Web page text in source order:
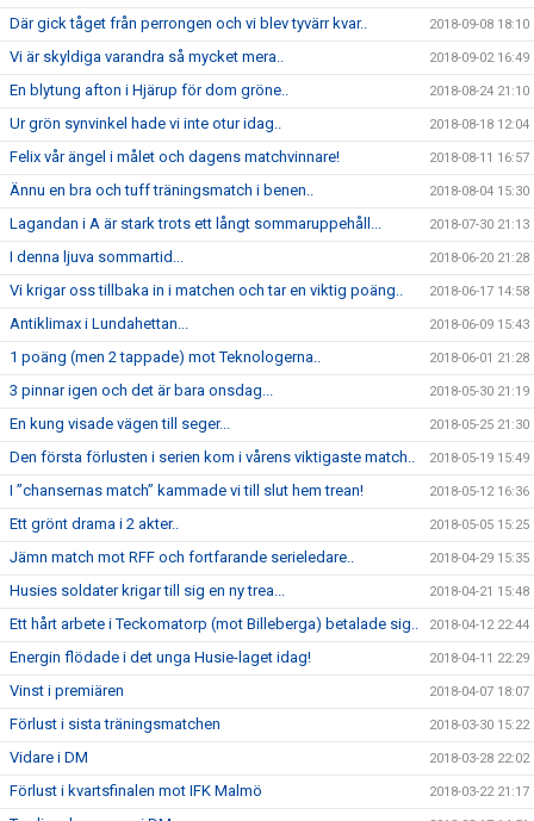
Där gick tåget från perrongen och vi blev tyvärr kvar.. 2018-09-08 18:10
Vi är skyldiga varandra så mycket mera.. 2018-09-02 16:49
En blytung afton i Hjärup för dom gröne.. 2018-08-24 21:10
Ur grön synvinkel hade vi inte otur idag.. 2018-08-18 12:04
Felix vår ängel i målet och dagens matchvinnare! 2018-08-11 16:57
Ännu en bra och tuff träningsmatch i benen.. 2018-08-04 15:30
Lagandan i A är stark trots ett långt sommaruppehåll... 2018-07-30 21:13
I denna ljuva sommartid... 2018-06-20 21:28
Vi krigar oss tillbaka in i matchen och tar en viktig poäng.. 2018-06-17 14:58
Antiklimax i Lundahettan... 2018-06-09 15:43
1 poäng (men 2 tappade) mot Teknologerna.. 2018-06-01 21:28
3 pinnar igen och det är bara onsdag... 2018-05-30 21:19
En kung visade vägen till seger... 2018-05-25 21:30
Den första förlusten i serien kom i vårens viktigaste match.. 2018-05-19 15:49
I ”chansernas match” kammade vi till slut hem trean! 2018-05-12 16:36
Ett grönt drama i 2 akter.. 2018-05-05 15:25
Jämn match mot RFF och fortfarande serieledare.. 2018-04-29 15:35
Husies soldater krigar till sig en ny trea... 2018-04-21 15:48
Ett hårt arbete i Teckomatorp (mot Billeberga) betalade sig.. 2018-04-12 22:44
Energin flödade i det unga Husie-laget idag! 2018-04-11 22:29
Vinst i premiären 2018-04-07 18:07
Förlust i sista träningsmatchen 2018-03-30 15:22
Vidare i DM 2018-03-28 22:02
Förlust i kvartsfinalen mot IFK Malmö 2018-03-22 21:17